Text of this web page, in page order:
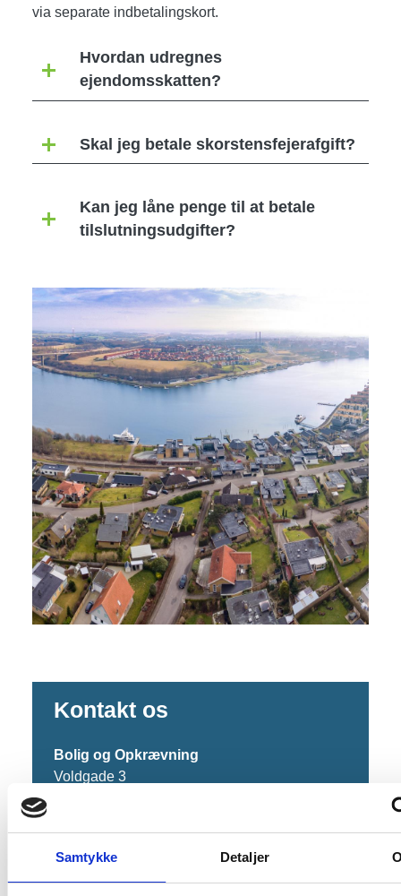
Samtykke Detaljer
via separate indbetalingskort.
Hvordan udregnes
ejendomsskatten?
Skal jeg betale skorstensfejerafgift?
Kan jeg låne penge til at betale
tilslutningsudgifter?
Image
Kontakt os
Bolig og Opkrævning
Voldgade 3
E-mail:opkraevning@sonderborg.dk
Tlf. nr.: